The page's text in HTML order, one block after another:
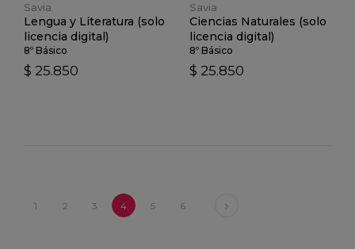
Savia
Lengua y Literatura (solo
licencia digital)
8º Básico
$ 25.850
Savia
Ciencias Naturales (solo
licencia digital)
8º Básico
$ 25.850
1 2 3 4 5 6 Next